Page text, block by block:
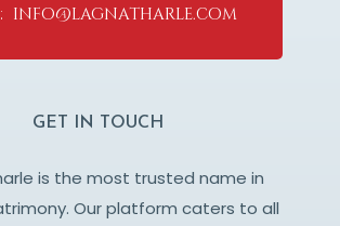
info@lagnatharle.com
GET IN TOUCH
is the most trusted name in
Our platform caters to all